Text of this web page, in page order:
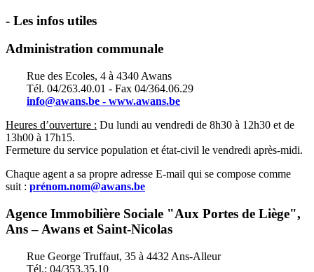
- Les infos utiles
Administration communale
Rue des Ecoles, 4 à 4340 Awans
Tél. 04/263.40.01 - Fax 04/364.06.29
info@awans.be - www.awans.be
Heures d’ouverture : Du lundi au vendredi de 8h30 à 12h30 et de
13h00 à 17h15.
Fermeture du service population et état-civil le vendredi après-midi.
Chaque agent a sa propre adresse E-mail qui se compose comme
suit : prénom.nom@awans.be
Agence Immobilière Sociale "Aux Portes de Liège",
Ans – Awans et Saint-Nicolas
Rue George Truffaut, 35 à 4432 Ans-Alleur
Tél.: 04/353.35.10